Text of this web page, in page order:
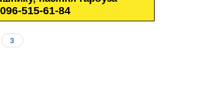
096-515-61-84
3